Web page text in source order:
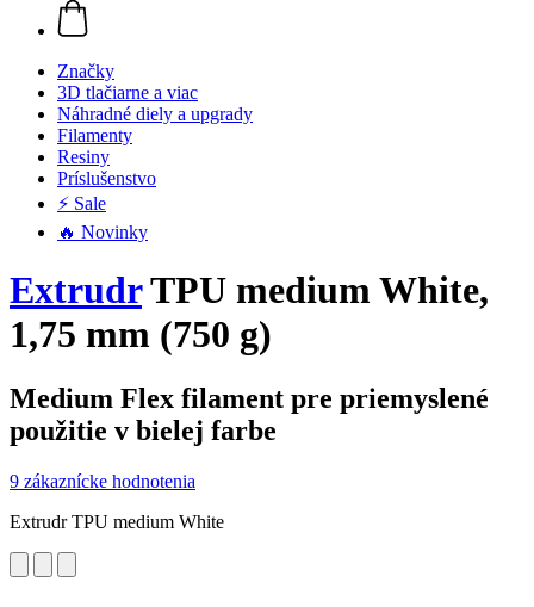
Značky
3D tlačiarne a viac
Náhradné diely a upgrady
Filamenty
Resiny
Príslušenstvo
⚡ Sale
🔥 Novinky
ExtrudrTPU medium White,
1,75 mm (750 g)
Medium Flex filament pre priemyslené
použitie v bielej farbe
9 zákaznícke hodnotenia
Extrudr TPU medium White